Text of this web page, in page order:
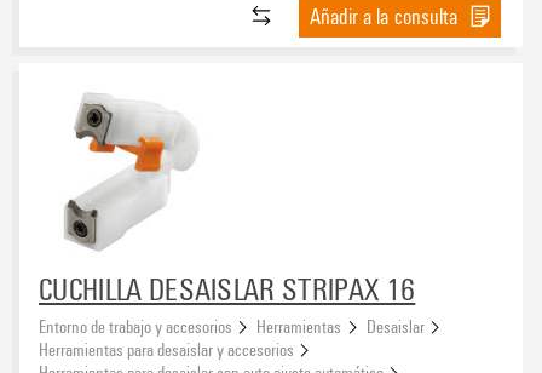
Añadir a la consulta
CUCHILLA DESAISLAR STRIPAX 16
Entorno de trabajo y accesorios Herramientas
Desaislar
Herramientas para desaislar y accesorios